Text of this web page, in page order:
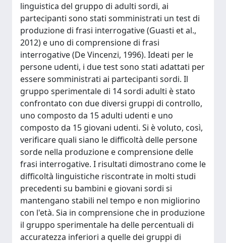
linguistica del gruppo di adulti sordi, ai
partecipanti sono stati somministrati un test di
produzione di frasi interrogative (Guasti et al.,
2012) e uno di comprensione di frasi
interrogative (De Vincenzi, 1996). Ideati per le
persone udenti, i due test sono stati adattati per
essere somministrati ai partecipanti sordi. Il
gruppo sperimentale di 14 sordi adulti è stato
confrontato con due diversi gruppi di controllo,
uno composto da 15 adulti udenti e uno
composto da 15 giovani udenti. Si è voluto, così,
verificare quali siano le difficoltà delle persone
sorde nella produzione e comprensione delle
frasi interrogative. I risultati dimostrano come le
difficoltà linguistiche riscontrate in molti studi
precedenti su bambini e giovani sordi si
mantengano stabili nel tempo e non migliorino
con l'età. Sia in comprensione che in produzione
il gruppo sperimentale ha delle percentuali di
accuratezza inferiori a quelle dei gruppi di